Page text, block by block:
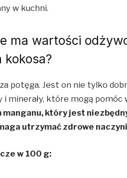
w kuchni.
ma wartości
kokosa?
potęga. Jest on nie tylko
minerały, które mogą pomóc
manganu, który jest
utrzymać zdrowe
w 100 g: